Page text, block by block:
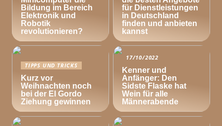
Bildung im Bereich
Elektronik und
Robotik
revolutionieren?
für Dienstleistungen
in Deutschland
finden und anbieten
kannst
TIPPS UND TRICKS
Kurz vor
Weihnachten noch
bei der El Gordo
Ziehung gewinnen
17/10/2022
Kenner und
Anfänger: Den
Sidste Flaske hat
Wein für alle
Männerabende